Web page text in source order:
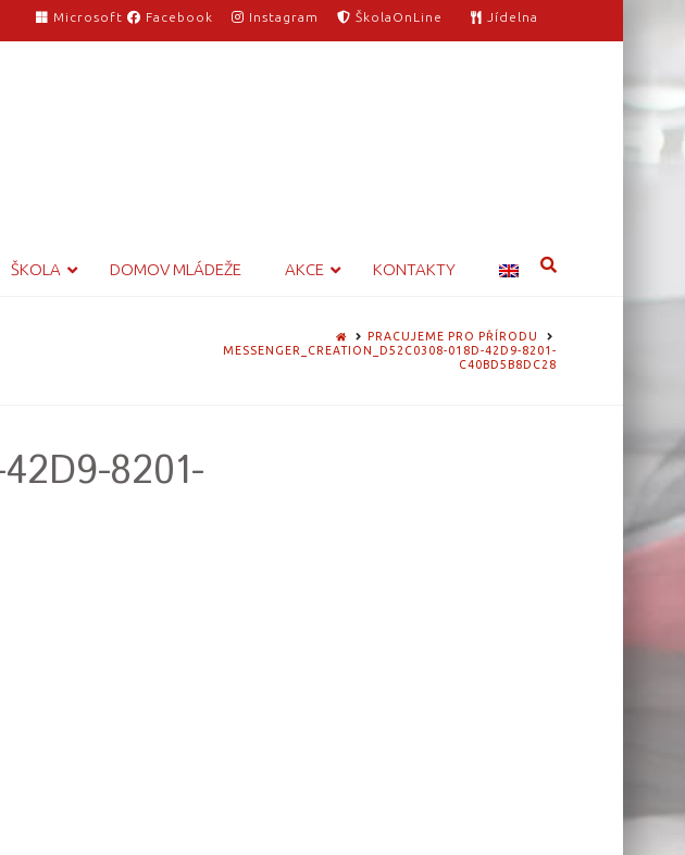
Microsoft Facebook Instagram ŠkolaOnLine Jídelna
ŠKOLA DOMOV MLÁDEŽE AKCE KONTAKTY
HOMEPRACUJEME PRO PŘÍRODU
MESSENGER_CREATION_D52C0308-018D-42D9-8201-
C40BD5B8DC28
8201-